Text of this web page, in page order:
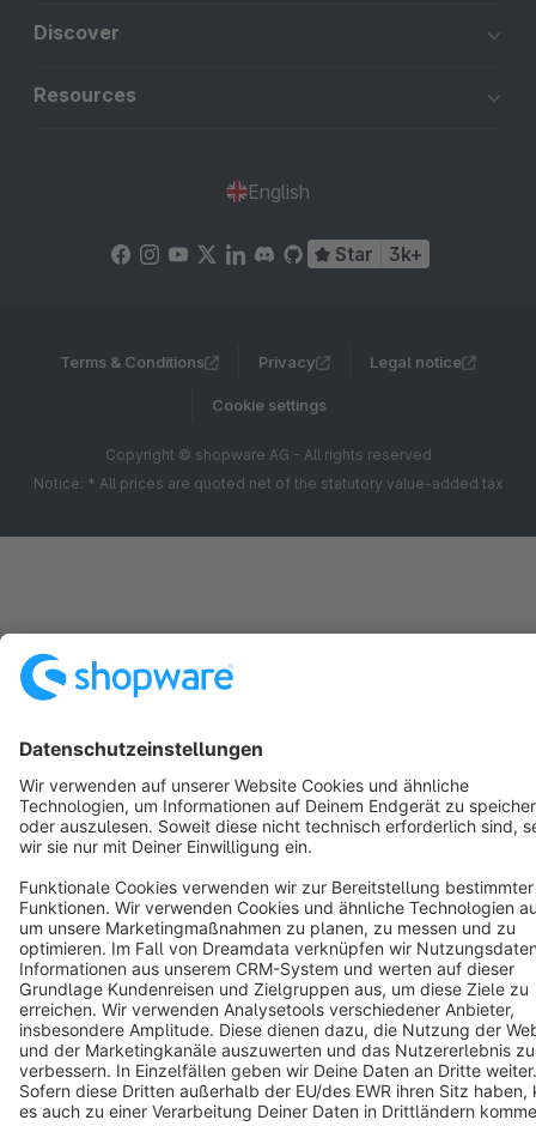
Discover
Resources
English
Star 3k+
Terms & Conditions Privacy Legal notice
Cookie settings
Copyright © shopware AG - All rights reserved
Notice: * All prices are quoted net of the statutory value-added tax